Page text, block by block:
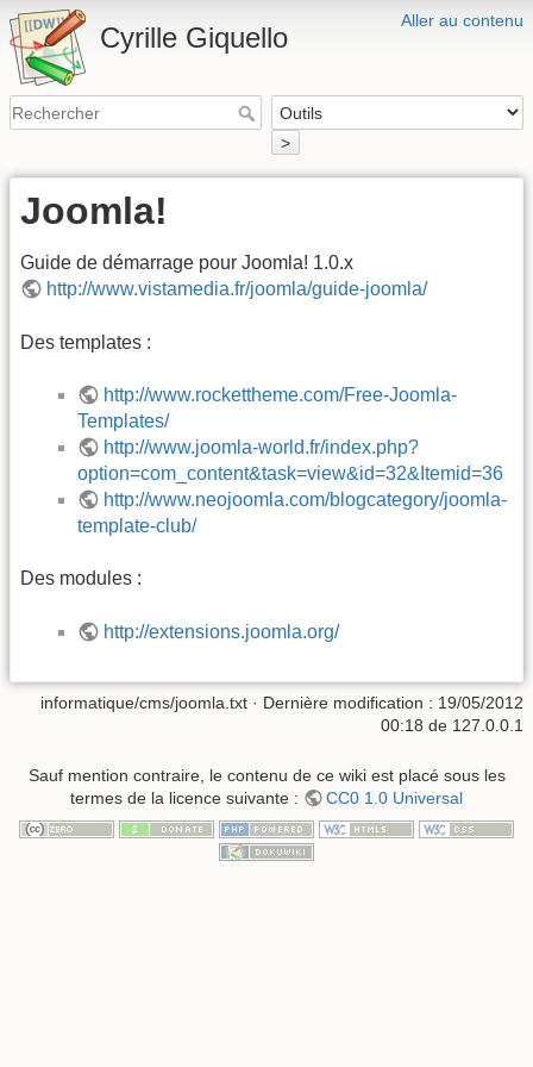
Aller au contenu
Cyrille Giquello
>
Joomla!
Guide de démarrage pour Joomla! 1.0.x
http://www.vistamedia.fr/joomla/guide-joomla/
Des templates :
http://www.rockettheme.com/Free-Joomla-
Templates/
http://www.joomla-world.fr/index.php?
option=com_content&task=view&id=32&Itemid=36
http://www.neojoomla.com/blogcategory/joomla-
template-club/
Des modules :
http://extensions.joomla.org/
informatique/cms/joomla.txt · Dernière modification : 19/05/2012
00:18 de 127.0.0.1
Sauf mention contraire, le contenu de ce wiki est placé sous les
termes de la licence suivante :
CC0 1.0 Universal